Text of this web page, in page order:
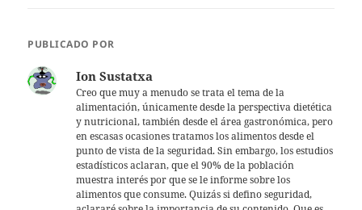
PUBLICADO POR
Ion Sustatxa
Creo que muy a menudo se trata el tema de la
alimentación, únicamente desde la perspectiva dietética
y nutricional, también desde el área gastronómica, pero
en escasas ocasiones tratamos los alimentos desde el
punto de vista de la seguridad. Sin embargo, los estudios
estadísticos aclaran, que el 90% de la población
muestra interés por que se le informe sobre los
alimentos que consume. Quizás si defino seguridad,